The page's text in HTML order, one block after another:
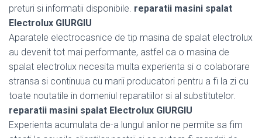
preturi si informatii disponibile. reparatii masini spalat
Electrolux GIURGIU
Aparatele electrocasnice de tip masina de spalat electrolux
au devenit tot mai performante, astfel ca o masina de
spalat electrolux necesita multa experienta si o colaborare
stransa si continuua cu marii producatori pentru a fi la zi cu
toate noutatile in domeniul reparatiilor si al substitutelor.
reparatii masini spalat Electrolux GIURGIU
Experienta acumulata de-a lungul anilor ne permite sa fim